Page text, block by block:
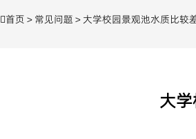
首页 > 常见问题 > 大学校园景观池水质比较
大